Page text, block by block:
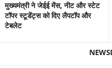
मुख्यमंत्री ने जेईई मेंस, नीट और स्टेट
टॉपर स्टूडेंट्स को दिए लैपटॉप और
टेबलेट